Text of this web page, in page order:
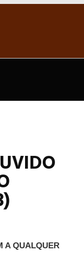
A QUALQUER